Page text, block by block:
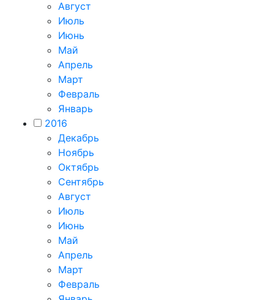
Август
Июль
Июнь
Май
Апрель
Март
Февраль
Январь
2016
Декабрь
Ноябрь
Октябрь
Сентябрь
Август
Июль
Июнь
Май
Апрель
Март
Февраль